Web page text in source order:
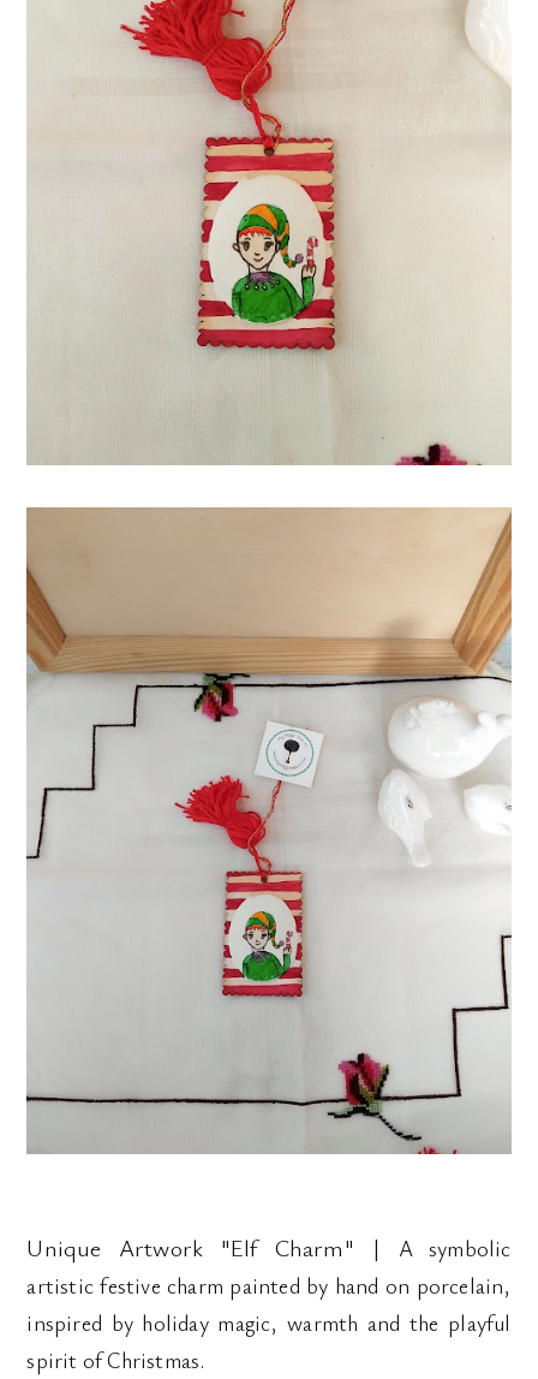
Unique Artwork "Elf Charm" |
A symbolic
artistic festive charm painted by hand on porcelain,
inspired by holiday magic, warmth and the playful
spirit of Christmas.